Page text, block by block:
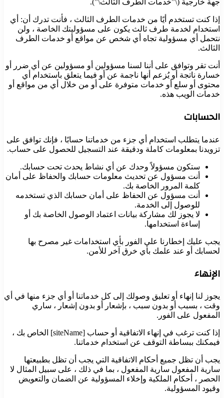
جهة خارجية (\”خدمات الطرف الثالث\”).
إذا كنت تستخدم أيًا من خدمات الطرف الثالث ، فأنت تدرك أن: أي
استخدام لخدمة طرف ثالث يكون على مسؤوليتك الخاصة ، ولن
نتحمل أي مسؤولية تجاه أي شخص عن مواقع أو خدمات الطرف
الثالث.
أنت تقر وتوافق على أننا لسنا مسؤولين أو مسؤولين عن أي ضرر أو
خسارة ناتجة أو يُزعم أنها ناجمة عن أو فيما يتعلق باستخدام أي
محتوى أو سلع أو خدمات متوفرة على أو من خلال أي من مواقع أو
خدمات الويب هذه.
الحسابات
عندما يتطلب استخدام أي جزء من خدماتنا حسابًا ، فإنك توافق على
تزويدنا بمعلومات كاملة ودقيقة عند التسجيل للحصول على حساب.
ستكون مسؤولاً وحدك عن أي نشاط يحدث تحت حسابك.
أنت مسؤول عن تحديث معلومات حسابك والحفاظ على أمان
كلمة المرور الخاصة بك.
أنت مسؤول عن الحفاظ على أمان حسابك الذي تستخدمه
للوصول إلى الخدمة.
لا يجوز لك مشاركة بيانات اعتماد الوصول الخاصة بك أو
إساءة استخدامها.
يجب عليك إخطارنا على الفور بأي استخدامات غير مصرح بها
لحسابك أو عند علمك بأي خرق آخر للأمن.
الإنهاء
يجوز لنا إنهاء أو تعليق وصولك إلى كل خدماتنا أو أي جزء منها في أي
وقت ، بسبب أو بدون سبب ، بإشعار أو بدون إشعار ، ساري
المفعول على الفور.
إذا كنت ترغب في إنهاء الاتفاقية أو حساب [siteName] الخاص بك ،
فيمكنك ببساطة التوقف عن استخدام خدماتنا.
يجب أن تظل جميع أحكام الاتفاقية التي يجب أن تظل بطبيعتها
سارية المفعول سارية المفعول ، بما في ذلك ، على سبيل المثال لا
الحصر ، أحكام الملكية وإخلاء المسؤولية عن الضمان والتعويض
وقيود المسؤولية.